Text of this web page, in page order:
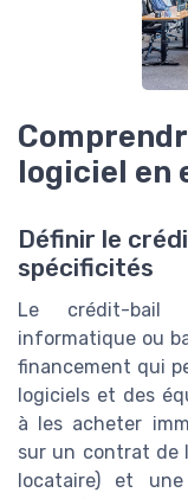
logiciel en
Définir le
spécificités
Le crédit-bail
informatique ou
financement qui
logiciels et des
à les acheter
sur un contrat de
locataire) et